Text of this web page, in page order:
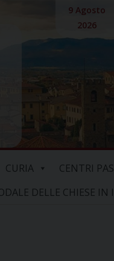
9 Agosto
2026
CURIA CENTRI
DELLE CHIESE IN